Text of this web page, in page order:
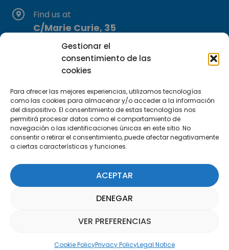
Gestionar el
consentimiento de las
cookies
Para ofrecer las mejores experiencias, utilizamos tecnologías
como las cookies para almacenar y/o acceder a la información
del dispositivo. El consentimiento de estas tecnologías nos
permitirá procesar datos como el comportamiento de
navegación o las identificaciones únicas en este sitio. No
consentir o retirar el consentimiento, puede afectar negativamente
a ciertas características y funciones.
ACEPTAR
DENEGAR
VER PREFERENCIAS
Cookie PolicyPrivacy PolicyLegal Notice
Find us at
C/Marie Curie, 35
29590 Campanillas, Málaga
Subscribe to our Newsletter
SUBSCRIBE HERE